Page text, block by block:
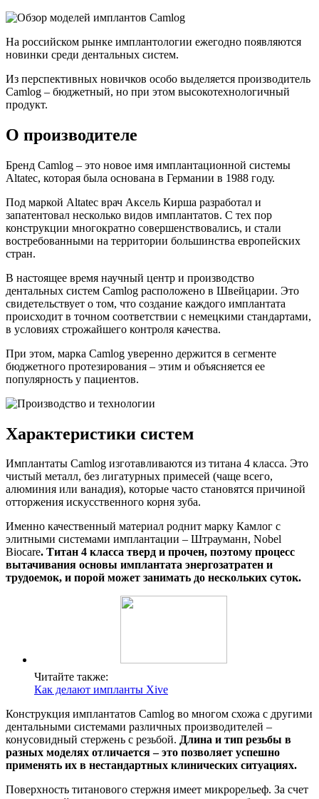
На российском рынке имплантологии ежегодно появляются
новинки среди дентальных систем.
Из перспективных новичков особо выделяется производитель
Camlog – бюджетный, но при этом высокотехнологичный
продукт.
О производителе
Бренд Camlog – это новое имя имплантационной системы
Altatec, которая была основана в Германии в 1988 году.
Под маркой Altatec врач Аксель Кирша разработал и
запатентовал несколько видов имплантатов. С тех пор
конструкции многократно совершенствовались, и стали
востребованными на территории большинства европейских
стран.
В настоящее время научный центр и производство
дентальных систем Camlog расположено в Швейцарии. Это
свидетельствует о том, что создание каждого имплантата
происходит в точном соответствии с немецкими стандартами,
в условиях строжайшего контроля качества.
При этом, марка Camlog уверенно держится в сегменте
бюджетного протезирования – этим и объясняется ее
популярность у пациентов.
Характеристики систем
Имплантаты Camlog изготавливаются из титана 4 класса. Это
чистый металл, без лигатурных примесей (чаще всего,
алюминия или ванадия), которые часто становятся причиной
отторжения искусственного корня зуба.
Именно качественный материал роднит марку Камлог с
элитными системами имплантации – Штрауманн, Nobel
Biocare. Титан 4 класса тверд и прочен, поэтому процесс
вытачивания основы имплантата энергозатратен и
трудоемок, и порой может занимать до нескольких суток.
Читайте также:
Как делают импланты Xive
Конструкция имплантатов Camlog во многом схожа с другими
дентальными системами различных производителей –
конусовидный стержень с резьбой. Длина и тип резьбы в
разных моделях отличается – это позволяет успешно
применять их в нестандартных клинических ситуациях.
Поверхность титанового стержня имеет микрорельеф. За счет